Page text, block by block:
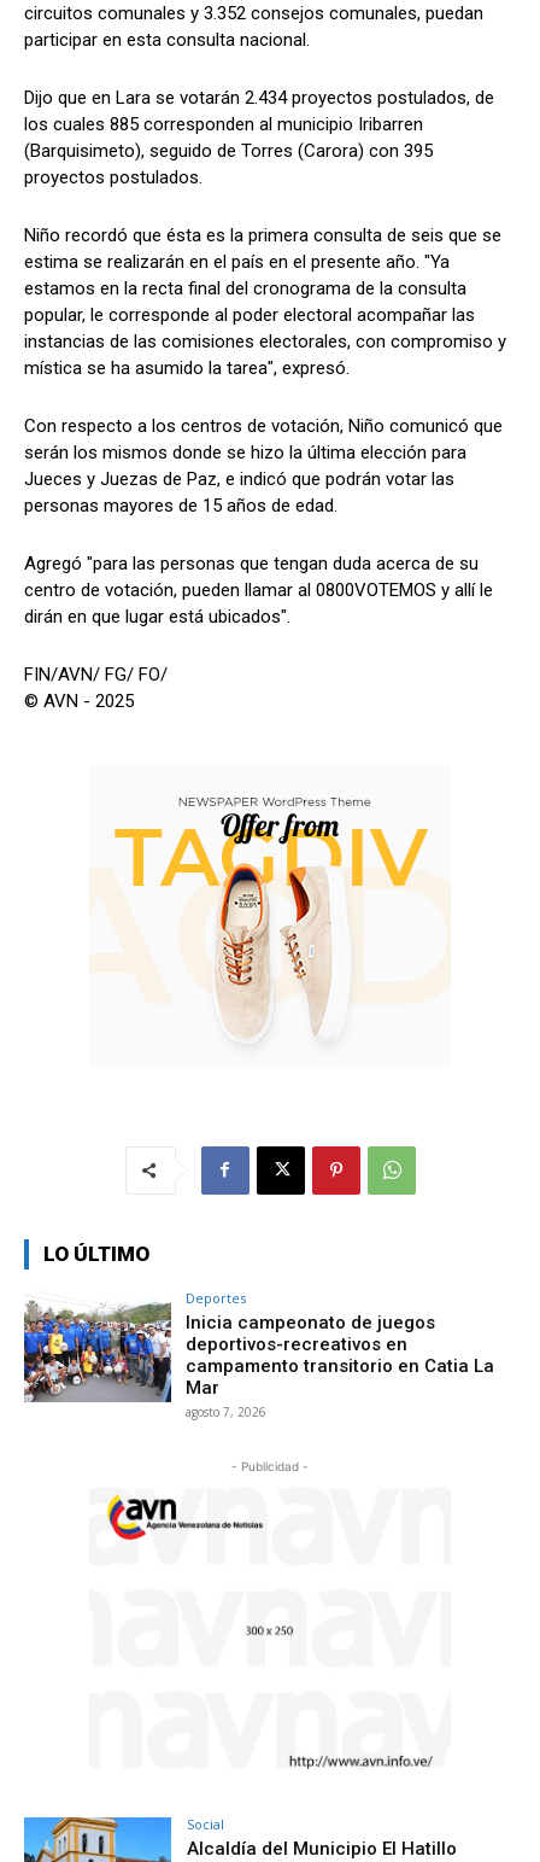
circuitos comunales y 3.352 consejos comunales, puedan
participar en esta consulta nacional.
Dijo que en Lara se votarán 2.434 proyectos postulados, de
los cuales 885 corresponden al municipio Iribarren
(Barquisimeto), seguido de Torres (Carora) con 395
proyectos postulados.
Niño recordó que ésta es la primera consulta de seis que se
estima se realizarán en el país en el presente año. "Ya
estamos en la recta final del cronograma de la consulta
popular, le corresponde al poder electoral acompañar las
instancias de las comisiones electorales, con compromiso y
mística se ha asumido la tarea", expresó.
Con respecto a los centros de votación, Niño comunicó que
serán los mismos donde se hizo la última elección para
Jueces y Juezas de Paz, e indicó que podrán votar las
personas mayores de 15 años de edad.
Agregó "para las personas que tengan duda acerca de su
centro de votación, pueden llamar al 0800VOTEMOS y allí le
dirán en que lugar está ubicados".
FIN/AVN/ FG/ FO/
© AVN - 2025
LO ÚLTIMO
Deportes
Inicia campeonato de juegos
deportivos-recreativos en
campamento transitorio en Catia La
Mar
agosto 7, 2026
- Publicidad -
Social
Alcaldía del Municipio El Hatillo